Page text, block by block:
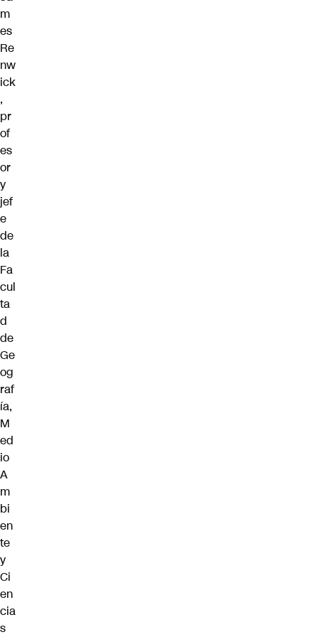
m
es
Re
nw
ick
,
pr
of
es
or
y
jef
e
de
la
Fa
cul
ta
d
de
Ge
og
raf
ía,
M
ed
io
A
m
bi
en
te
y
Ci
en
cia
s